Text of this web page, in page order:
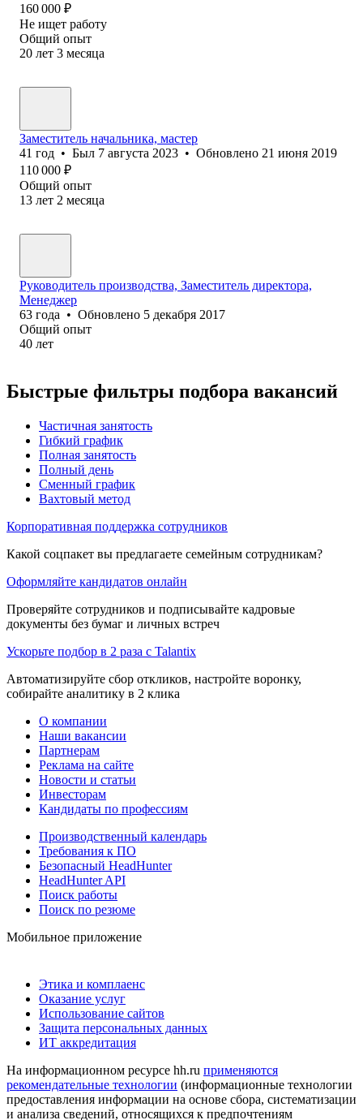
160 000 ₽
Не ищет работу
Общий опыт
20 лет 3 месяца
Заместитель начальника, мастер
41 год • Был 7 августа 2023 • Обновлено 21 июня 2019
110 000 ₽
Общий опыт
13 лет 2 месяца
Руководитель производства, Заместитель директора,
Менеджер
63 года • Обновлено 5 декабря 2017
Общий опыт
40 лет
Быстрые фильтры подбора вакансий
Частичная занятость
Гибкий график
Полная занятость
Полный день
Сменный график
Вахтовый метод
Корпоративная поддержка сотрудников
Какой соцпакет вы предлагаете семейным сотрудникам?
Оформляйте кандидатов онлайн
Проверяйте сотрудников и подписывайте кадровые
документы без бумаг и личных встреч
Ускорьте подбор в 2 раза с Talantix
Автоматизируйте сбор откликов, настройте воронку,
собирайте аналитику в 2 клика
О компании
Наши вакансии
Партнерам
Реклама на сайте
Новости и статьи
Инвесторам
Кандидаты по профессиям
Производственный календарь
Требования к ПО
Безопасный HeadHunter
HeadHunter API
Поиск работы
Поиск по резюме
Мобильное приложение
Этика и комплаенс
Оказание услуг
Использование сайтов
Защита персональных данных
ИТ аккредитация
На информационном ресурсе hh.ru применяются
рекомендательные технологии (информационные технологии
предоставления информации на основе сбора, систематизации
и анализа сведений, относящихся к предпочтениям